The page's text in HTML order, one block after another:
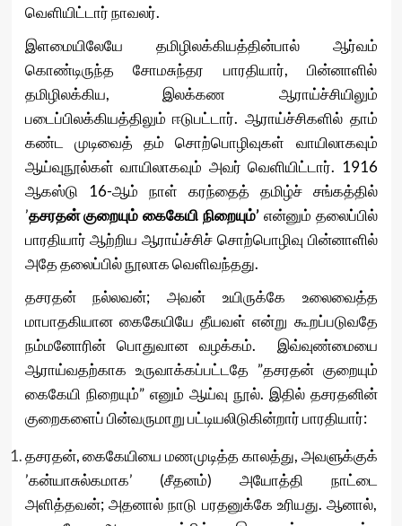
வெளியிட்டார் நாவலர்.
இளமையிலேயே தமிழிலக்கியத்தின்பால் ஆர்வம்
கொண்டிருந்த சோமசுந்தர பாரதியார், பின்னாளில்
தமிழிலக்கிய, இலக்கண ஆராய்ச்சியிலும்
படைப்பிலக்கியத்திலும் ஈடுபட்டார். ஆராய்ச்சிகளில் தாம்
கண்ட முடிவைத் தம் சொற்பொழிவுகள் வாயிலாகவும்
ஆய்வுநூல்கள் வாயிலாகவும் அவர் வெளியிட்டார். 1916
ஆகஸ்டு 16-ஆம் நாள் கரந்தைத் தமிழ்ச் சங்கத்தில்
’தசரதன் குறையும் கைகேயி நிறையும்’என்னும் தலைப்பில்
பாரதியார் ஆற்றிய ஆராய்ச்சிச் சொற்பொழிவு பின்னாளில்
அதே தலைப்பில் நூலாக வெளிவந்தது.
தசரதன் நல்லவன்; அவன் உயிருக்கே உலைவைத்த
மாபாதகியான கைகேயியே தீயவள் என்று கூறப்படுவதே
நம்மனோரின் பொதுவான வழக்கம். இவ்வுண்மையை
ஆராய்வதற்காக உருவாக்கப்பட்டதே ”தசரதன் குறையும்
கைகேயி நிறையும்” எனும் ஆய்வு நூல். இதில் தசரதனின்
குறைகளைப் பின்வருமாறு பட்டியலிடுகின்றார் பாரதியார்:
தசரதன், கைகேயியை மணமுடித்த காலத்து, அவளுக்குக்
’கன்யாசுல்கமாக’ (சீதனம்) அயோத்தி நாட்டை
அளித்தவன்; அதனால் நாடு பரதனுக்கே உரியது. ஆனால்,